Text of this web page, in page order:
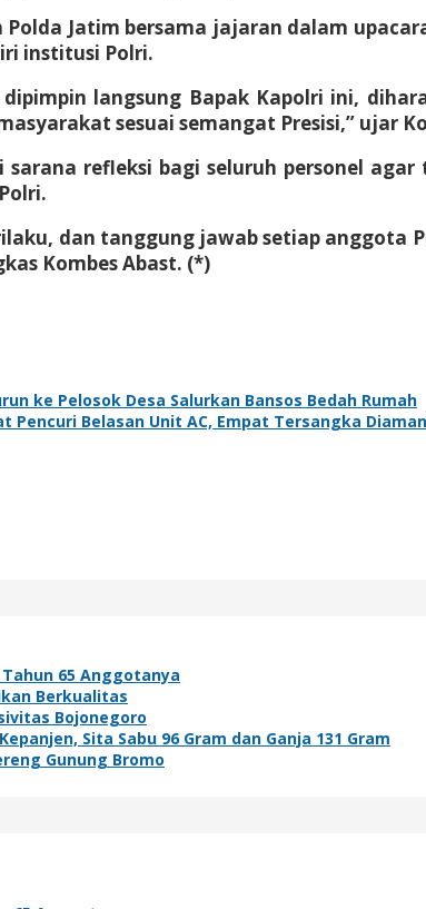
Jatim bersama jajaran dalam
institusi Polri.
langsung Bapak Kapolri ini,
sesuai semangat Presisi,” ujar
refleksi bagi seluruh personel
dan tanggung jawab setiap
Kombes Abast. (*)
ke Pelosok Desa Salurkan Bansos Bedah Rumah
Pencuri Belasan Unit AC, Empat Tersangka
65 Anggotanya
Berkualitas
Bojonegoro
Sita Sabu 96 Gram dan Ganja 131 Gram
Gunung Bromo